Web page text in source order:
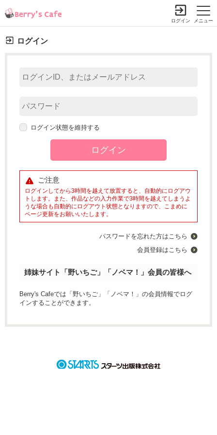
メニュー
ログイン
ログイン
ログイン状態を維持する
ご注意
ログインしてから3時間を越えて放置すると、自動的にログアウ
トします。また、作品などの入力作業で3時間を越えてしまうよ
うな場合も自動的にログアウト状態となりますので、こまめに
ページ更新をお願いいたします。
パスワードを忘れた方はこちら
会員登録はこちら
姉妹サイト「野いちご」「ノベマ！」会員の皆様へ
Berry's Cafeでは「野いちご」「ノベマ！」の会員情報でログ
インすることができます。